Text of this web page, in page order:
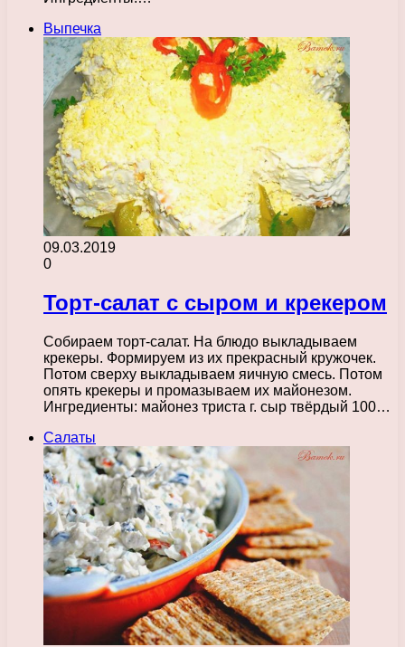
Выпечка
09.03.2019
0
Торт-салат с сыром и крекером
Собираем торт-салат. На блюдо выкладываем
крекеры. Формируем из их прекрасный кружочек.
Потом сверху выкладываем яичную смесь. Потом
опять крекеры и промазываем их майонезом.
Ингредиенты: майонез триста г. сыр твёрдый 100…
Салаты